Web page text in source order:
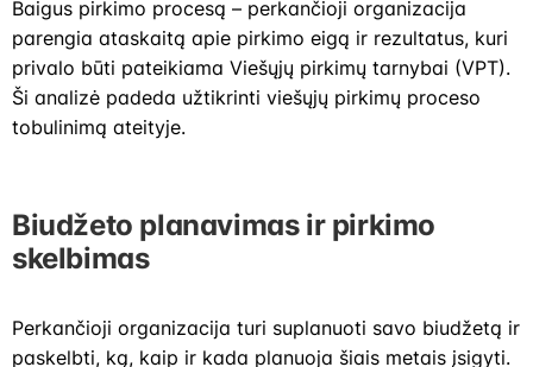
Baigus pirkimo procesą – perkančioji organizacija
parengia ataskaitą apie pirkimo eigą ir rezultatus, kuri
privalo būti pateikiama Viešųjų pirkimų tarnybai (VPT).
Ši analizė padeda užtikrinti viešųjų pirkimų proceso
tobulinimą ateityje.
Biudžeto planavimas ir pirkimo
skelbimas
Perkančioji organizacija turi suplanuoti savo biudžetą ir
paskelbti, ką, kaip ir kada planuoja šiais metais įsigyti.